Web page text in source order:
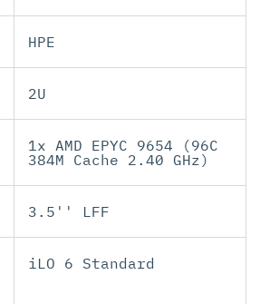
HPE
2U
1x AMD EPYC 9654 (96C
384M Cache 2.40 GHz)
3.5'' LFF
iLO 6 Standard